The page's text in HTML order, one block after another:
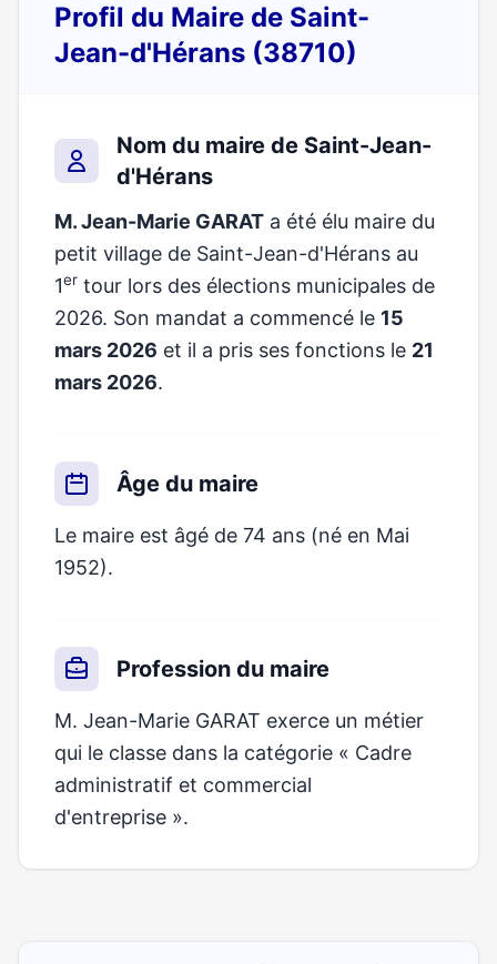
Profil du Maire de Saint-
Jean-d'Hérans (38710)
Nom du maire de Saint-Jean-
d'Hérans
M. Jean-Marie GARAT a été élu maire du
petit village de Saint-Jean-d'Hérans au
1er tour lors des élections municipales de
2026. Son mandat a commencé le 15
mars 2026 et il a pris ses fonctions le 21
mars 2026.
Âge du maire
Le maire est âgé de 74 ans (né en Mai
1952).
Profession du maire
M. Jean-Marie GARAT exerce un métier
qui le classe dans la catégorie « Cadre
administratif et commercial
d'entreprise ».